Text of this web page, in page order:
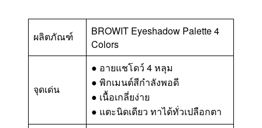
ผลิตภัณฑ์
BROWIT Eyeshadow Palette 4
Colors
จุดเด่น
● อายแชโดว์ 4 หลุม
● พิกเมนต์สีกำลังพอดี
● เนื้อเกลี่ยง่าย
● แตะนิดเดียว ทาได้ทั่วเปลือกตา